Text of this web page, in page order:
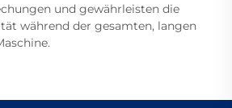
und gewährleisten die
während der gesamten, langen